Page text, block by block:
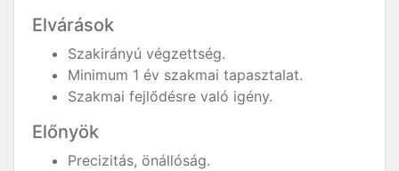
Elvárások
Szakirányú végzettség.
Minimum 1 év szakmai tapasztalat.
Szakmai fejlődésre való igény.
Előnyök
Precizitás, önállóság.